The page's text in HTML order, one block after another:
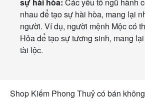
nhau để tạo sự hài hòa, mang lại
người. Ví dụ, người mệnh Mộc có
Hỏa để tạo sự tương sinh, mang
tài lộc.
Shop Kiếm Phong Thuỷ có bán